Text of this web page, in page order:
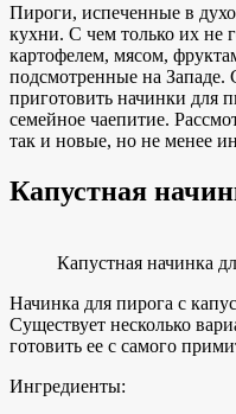
Пироги, испеченные в
кухни. С чем только их не
картофелем, мясом,
подсмотренные на Западе.
приготовить начинки для
семейное чаепитие.
так и новые, но не менее
Капустная
Капустная начинка
Начинка для пирога с
Существует несколько
готовить ее с самого
Ингредиенты: